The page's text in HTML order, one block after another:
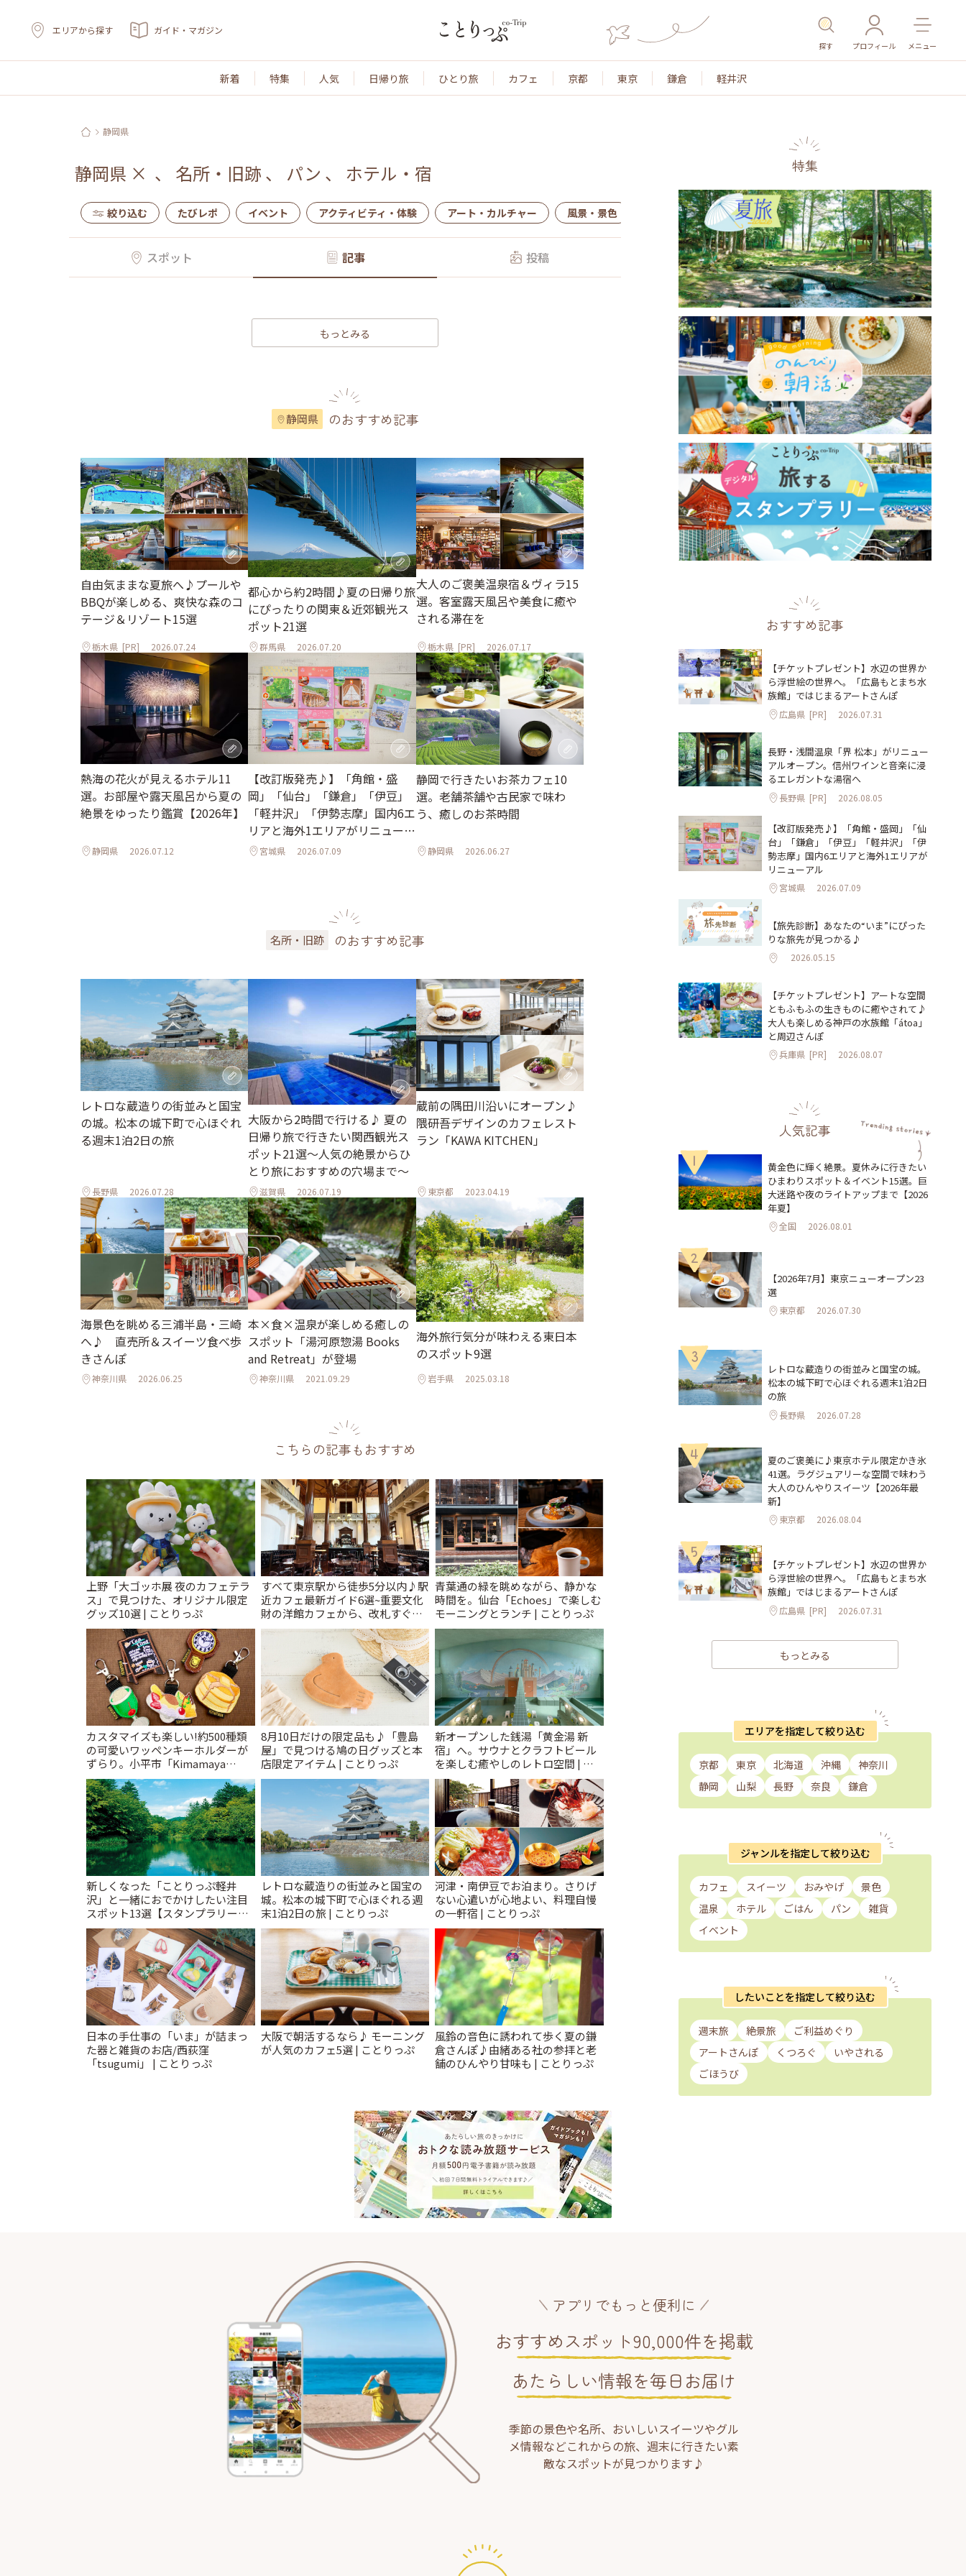
エリアから探す ガイド・マガジン
探す プロフィール メニュー
新着 特集 人気 日帰り旅 ひとり旅 カフェ 京都 東京 鎌倉 軽井沢
静岡県
静岡県 × 、 名所・旧跡 、 パン 、 ホテル・宿
絞り込む たびレポ イベント アクティビティ・体験 アート・カルチャー 風景・景色 名所・旧跡 温泉・スパ その他施設 ごはん
スポット 記事 投稿
もっとみる
静岡県 のおすすめ記事
自由気ままな夏旅へ♪プールや
BBQが楽しめる、爽快な森のコ
テージ＆リゾート15選
栃木県 [PR] 2026.07.24
都心から約2時間♪夏の日帰り旅
にぴったりの関東＆近郊観光ス
ポット21選
群馬県 2026.07.20
大人のご褒美温泉宿＆ヴィラ15
選。客室露天風呂や美食に癒や
される滞在を
栃木県[PR] 2026.07.17
熱海の花火が見えるホテル11
選。お部屋や露天風呂から夏の
絶景をゆったり鑑賞【2026年】
静岡県 2026.07.12
【改訂版発売♪】「角館・盛
岡」「仙台」「鎌倉」「伊豆」
「軽井沢」「伊勢志摩」国内6エ
リアと海外1エリアがリニューア
ル宮城県 2026.07.09
静岡で行きたいお茶カフェ10
選。老舗茶舗や古民家で味わ
う、癒しのお茶時間
静岡県 2026.06.27
名所・旧跡 のおすすめ記事
レトロな蔵造りの街並みと国宝
の城。松本の城下町で心ほぐれ
る週末1泊2日の旅
長野県 2026.07.28
大阪から2時間で行ける♪ 夏の
日帰り旅で行きたい関西観光ス
ポット21選～人気の絶景からひ
とり旅におすすめの穴場まで～
滋賀県 2026.07.19
蔵前の隅田川沿いにオープン♪
隈研吾デザインのカフェレスト
ラン「KAWA KITCHEN」
東京都 2023.04.19
海景色を眺める三浦半島・三崎
へ♪ 直売所＆スイーツ食べ歩
きさんぽ
神奈川県 2026.06.25
本×食×温泉が楽しめる癒しの
スポット「湯河原惣湯 Books
and Retreat」が登場
神奈川県 2021.09.29
海外旅行気分が味わえる東日本
のスポット9選
岩手県 2025.03.18
こちらの記事もおすすめ
上野「大ゴッホ展 夜のカフェテラ
ス」で見つけた、オリジナル限定
グッズ10選 | ことりっぷ
すべて東京駅から徒歩5分以内♪駅
近カフェ最新ガイド6選~重要文化
財の洋館カフェから、改札すぐの
レトロ喫茶まで~ | ことりっぷ
青葉通の緑を眺めながら、静かな
時間を。仙台「Echoes」で楽しむ
モーニングとランチ | ことりっぷ
カスタマイズも楽しい!約500種類
の可愛いワッペンキーホルダーが
ずらり。小平市「Kimamaya
T&K」 | ことりっぷ
8月10日だけの限定品も♪「豊島
屋」で見つける鳩の日グッズと本
店限定アイテム | ことりっぷ
新オープンした銭湯「黄金湯 新
宿」へ。サウナとクラフトビール
を楽しむ癒やしのレトロ空間 | こ
とりっぷ
新しくなった「ことりっぷ軽井
沢」と一緒におでかけしたい注目
スポット13選【スタンプラリー開
催中】 | ことりっぷ
レトロな蔵造りの街並みと国宝の
城。松本の城下町で心ほぐれる週
末1泊2日の旅 | ことりっぷ
河津・南伊豆でお泊まり。さりげ
ない心遣いが心地よい、料理自慢
の一軒宿 | ことりっぷ
日本の手仕事の「いま」が詰まっ
た器と雑貨のお店/西荻窪
「tsugumi」 | ことりっぷ
大阪で朝活するなら♪ モーニング
が人気のカフェ5選 | ことりっぷ
風鈴の音色に誘われて歩く夏の鎌
倉さんぽ♪由緒ある社の参拝と老
舗のひんやり甘味も | ことりっぷ
特集
おすすめ記事
【チケットプレゼント】水辺の世界か
ら浮世絵の世界へ。「広島もとまち水
族館」ではじまるアートさんぽ
広島県 [PR] 2026.07.31
長野・浅間温泉「界 松本」がリニュー
アルオープン。信州ワインと音楽に浸
るエレガントな湯宿へ
長野県 [PR] 2026.08.05
【改訂版発売♪】「角館・盛岡」「仙
台」「鎌倉」「伊豆」「軽井沢」「伊
勢志摩」国内6エリアと海外1エリアが
リニューアル
宮城県 2026.07.09
【旅先診断】あなたの“いま”にぴった
りな旅先が見つかる♪
2026.05.15
【チケットプレゼント】アートな空間
ともふもふの生きものに癒やされて♪
大人も楽しめる神戸の水族館「átoa」
と周辺さんぽ
兵庫県 [PR] 2026.08.07
人気記事
1
黄金色に輝く絶景。夏休みに行きたい
ひまわりスポット＆イベント15選。巨
大迷路や夜のライトアップまで【2026
年夏】
全国 2026.08.01
2
【2026年7月】東京ニューオープン23
選
東京都 2026.07.30
3
レトロな蔵造りの街並みと国宝の城。
松本の城下町で心ほぐれる週末1泊2日
の旅
長野県 2026.07.28
4
夏のご褒美に♪東京ホテル限定かき氷
41選。ラグジュアリーな空間で味わう
大人のひんやりスイーツ【2026年最
新】
東京都 2026.08.04
5
【チケットプレゼント】水辺の世界か
ら浮世絵の世界へ。「広島もとまち水
族館」ではじまるアートさんぽ
広島県 [PR] 2026.07.31
もっとみる
エリアを指定して絞り込む
京都 東京 北海道 沖縄
神奈川
静岡
山梨 長野 奈良 鎌倉
ジャンルを指定して絞り込む
カフェ スイーツ おみやげ
景色
温泉
ホテル ごはん パン
雑貨
イベント
したいことを指定して絞り込む
週末旅 絶景旅
ご利益めぐり
アートさんぽ
くつろぐ
いやされる
ごほうび
アプリでもっと便利に
おすすめスポット90,000件を掲載
あたらしい情報を毎日お届け
季節の景色や名所、おいしいスイーツやグル
メ情報などこれからの旅、週末に行きたい素
敵なスポットが見つかります♪